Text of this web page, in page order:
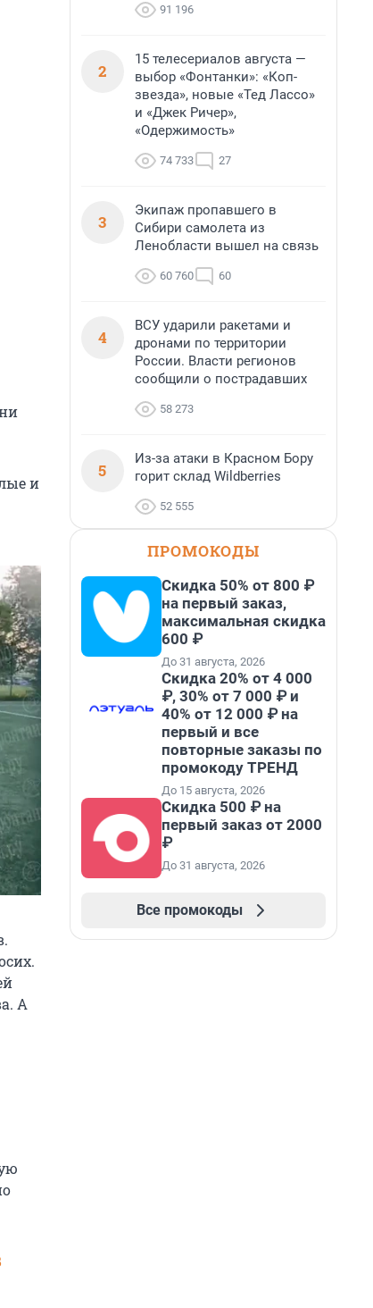
и
А
91 196
2
15 телесериалов августа —
выбор «Фонтанки»: «Коп-
звезда», новые «Тед Лассо»
и «Джек Ричер»,
«Одержимость»
74 733 27
3
Экипаж пропавшего в
Сибири самолета из
Ленобласти вышел на связь
60 760 60
4
ВСУ ударили ракетами и
дронами по территории
России. Власти регионов
сообщили о пострадавших
58 273
5
Из-за атаки в Красном Бору
горит склад Wildberries
52 555
ПРОМОКОДЫ
Скидка 50% от 800 ₽
на первый заказ,
максимальная скидка
600 ₽
До 31 августа, 2026
Скидка 20% от 4 000
₽, 30% от 7 000 ₽ и
40% от 12 000 ₽ на
первый и все
повторные заказы по
промокоду ТРЕНД
До 15 августа, 2026
Скидка 500 ₽ на
первый заказ от 2000
₽
До 31 августа, 2026
Все промокоды